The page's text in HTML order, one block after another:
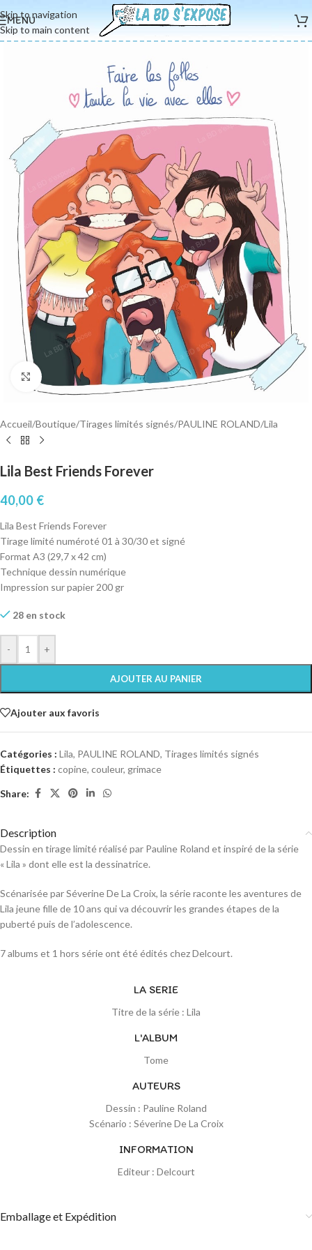
Skip to navigation
Skip to main content
MENU
Cliquez pour agrandir
Accueil/Boutique/Tirages limités signés/PAULINE ROLAND/Lila
Lila Best Friends Forever
40,00 €
Lila Best Friends Forever
Tirage limité numéroté 01 à 30/30 et signé
Format A3 (29,7 x 42 cm)
Technique dessin numérique
Impression sur papier 200 gr
28 en stock
- +
AJOUTER AU PANIER
Ajouter aux favoris
Catégories : Lila, PAULINE ROLAND, Tirages limités signés
Étiquettes : copine, couleur, grimace
Share:
Description
Dessin en tirage limité réalisé par Pauline Roland et inspiré de la série
« Lila » dont elle est la dessinatrice.
Scénarisée par Séverine De La Croix, la série raconte les aventures de
Lila jeune fille de 10 ans qui va découvrir les grandes étapes de la
puberté puis de l’adolescence.
7 albums et 1 hors série ont été édités chez Delcourt.
LA SERIE
Titre de la série : Lila
L'ALBUM
Tome
AUTEURS
Dessin : Pauline Roland
Scénario : Séverine De La Croix
INFORMATION
Editeur : Delcourt
Emballage et Expédition